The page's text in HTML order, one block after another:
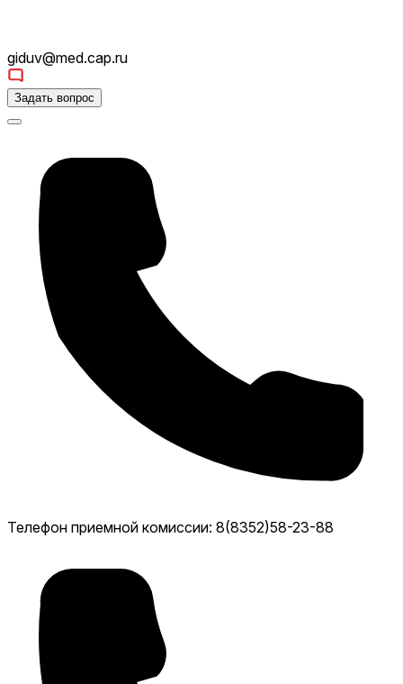
giduv@med.cap.ru
Задать вопрос
Телефон приемной комиссии: 8(8352)58-23-88